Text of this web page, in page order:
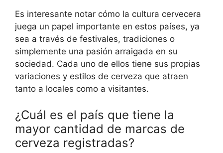
Es interesante notar cómo la cultura cervecera
juega un papel importante en estos países, ya
sea a través de festivales, tradiciones o
simplemente una pasión arraigada en su
sociedad. Cada uno de ellos tiene sus propias
variaciones y estilos de cerveza que atraen
tanto a locales como a visitantes.
¿Cuál es el país que tiene la
mayor cantidad de marcas de
cerveza registradas?